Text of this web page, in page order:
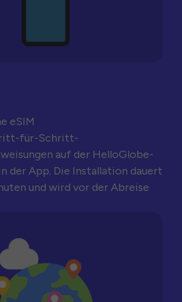
eSIM
für-Schritt-
auf der HelloGlobe-
der App. Die Installation dauert
und wird vor der Abreise